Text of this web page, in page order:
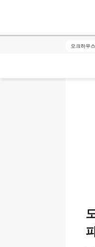
오크하우스